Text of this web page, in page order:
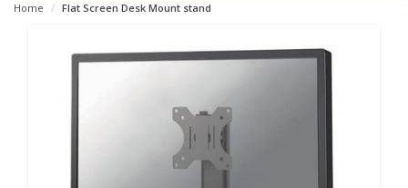
Home Flat Screen Desk Mount stand